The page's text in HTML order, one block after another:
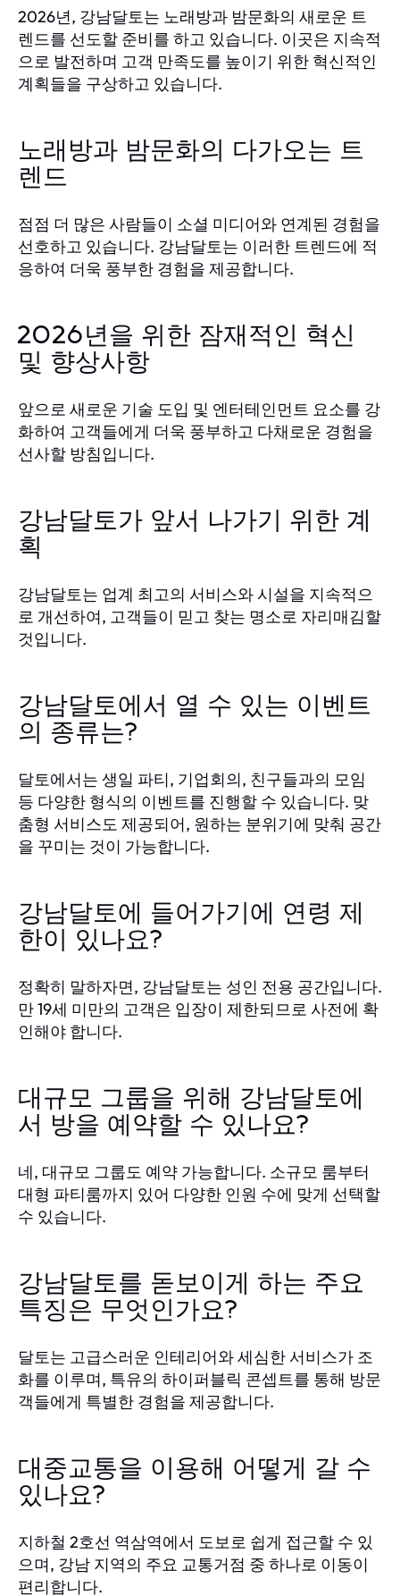
2026년, 강남달토는 노래방과 밤문화의 새로운 트
렌드를 선도할 준비를 하고 있습니다. 이곳은 지속적
으로 발전하며 고객 만족도를 높이기 위한 혁신적인
계획들을 구상하고 있습니다.
노래방과 밤문화의 다가오는 트
렌드
점점 더 많은 사람들이 소셜 미디어와 연계된 경험을
선호하고 있습니다. 강남달토는 이러한 트렌드에 적
응하여 더욱 풍부한 경험을 제공합니다.
2026년을 위한 잠재적인 혁신
및 향상사항
앞으로 새로운 기술 도입 및 엔터테인먼트 요소를 강
화하여 고객들에게 더욱 풍부하고 다채로운 경험을
선사할 방침입니다.
강남달토가 앞서 나가기 위한 계
획
강남달토는 업계 최고의 서비스와 시설을 지속적으
로 개선하여, 고객들이 믿고 찾는 명소로 자리매김할
것입니다.
강남달토에서 열 수 있는 이벤트
의 종류는?
달토에서는 생일 파티, 기업회의, 친구들과의 모임
등 다양한 형식의 이벤트를 진행할 수 있습니다. 맞
춤형 서비스도 제공되어, 원하는 분위기에 맞춰 공간
을 꾸미는 것이 가능합니다.
강남달토에 들어가기에 연령 제
한이 있나요?
정확히 말하자면, 강남달토는 성인 전용 공간입니다.
만 19세 미만의 고객은 입장이 제한되므로 사전에 확
인해야 합니다.
대규모 그룹을 위해 강남달토에
서 방을 예약할 수 있나요?
네, 대규모 그룹도 예약 가능합니다. 소규모 룸부터
대형 파티룸까지 있어 다양한 인원 수에 맞게 선택할
수 있습니다.
강남달토를 돋보이게 하는 주요
특징은 무엇인가요?
달토는 고급스러운 인테리어와 세심한 서비스가 조
화를 이루며, 특유의 하이퍼블릭 콘셉트를 통해 방문
객들에게 특별한 경험을 제공합니다.
대중교통을 이용해 어떻게 갈 수
있나요?
지하철 2호선 역삼역에서 도보로 쉽게 접근할 수 있
으며, 강남 지역의 주요 교통거점 중 하나로 이동이
편리합니다.